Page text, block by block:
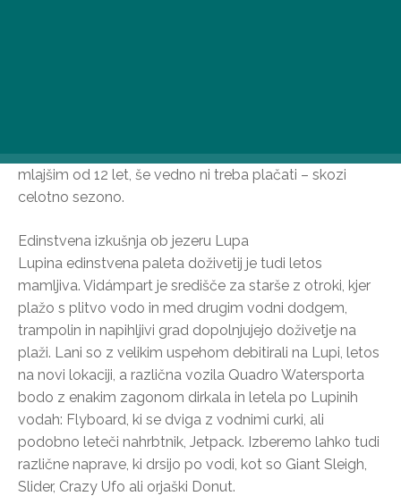
poceni hrana na plaži. Poleg tega obiskovalcem,
mlajšim od 12 let, še vedno ni treba plačati – skozi
celotno sezono.
Edinstvena izkušnja ob jezeru Lupa
Lupina edinstvena paleta doživetij je tudi letos
mamljiva. Vidámpart je središče za starše z otroki, kjer
plažo s plitvo vodo in med drugim vodni dodgem,
trampolin in napihljivi grad dopolnjujejo doživetje na
plaži. Lani so z velikim uspehom debitirali na Lupi, letos
na novi lokaciji, a različna vozila Quadro Watersporta
bodo z enakim zagonom dirkala in letela po Lupinih
vodah: Flyboard, ki se dviga z vodnimi curki, ali
podobno leteči nahrbtnik, Jetpack. Izberemo lahko tudi
različne naprave, ki drsijo po vodi, kot so Giant Sleigh,
Slider, Crazy Ufo ali orjaški Donut.